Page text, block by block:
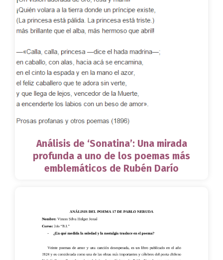
Análisis de ‘Sonatina’: Una mirada
profunda a uno de los poemas más
emblemáticos de Rubén Darío